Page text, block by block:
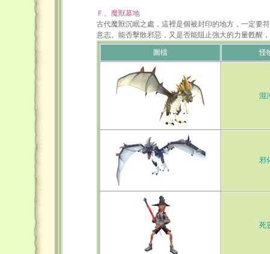
Ｆ、魔獸墓地
古代魔獸沉眠之處，這裡是個被封印的地方，一定要
意志。能否擊敗邪惡，又是否能阻止強大的力量甦醒
圖檔 怪
混
邪
死